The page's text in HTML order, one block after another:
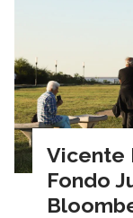
Vicente
Fondo